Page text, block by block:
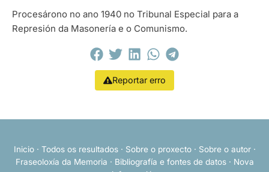
Procesárono no ano 1940 no Tribunal Especial para a
Represión da Masonería e o Comunismo.
Reportar erro
Inicio· Todos os resultados· Sobre o proxecto· Sobre o autor·
Fraseoloxía da Memoria · Bibliografía e fontes de datos· Nova